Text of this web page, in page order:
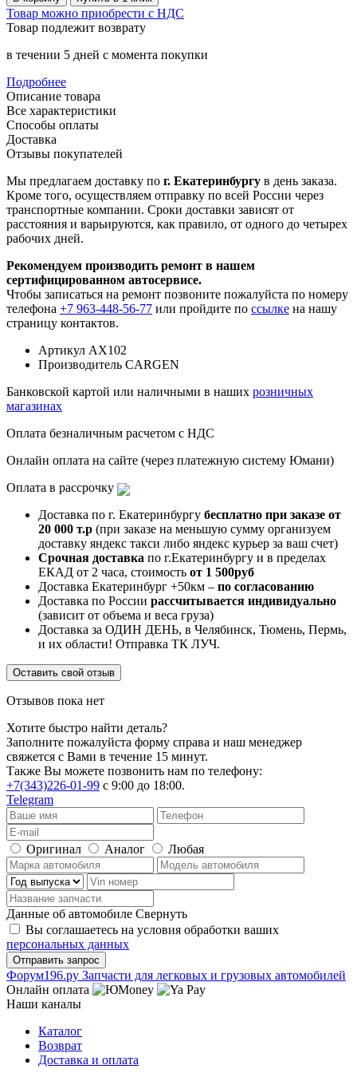
Товар можно приобрести с НДС
Товар подлежит возврату
в течении 5 дней с момента покупки
Подробнее
Описание товара
Все характеристики
Способы оплаты
Доставка
Отзывы покупателей
Мы предлагаем доставку по г. Екатеринбургу в день заказа.
Кроме того, осуществляем отправку по всей России через
транспортные компании. Сроки доставки зависят от
расстояния и варьируются, как правило, от одного до четырех
рабочих дней.
Рекомендуем производить ремонт в нашем
сертифицированном автосервисе.
Чтобы записаться на ремонт позвоните пожалуйста по номеру
телефона +7 963-448-56-77 или пройдите по ссылке на нашу
страницу контактов.
Артикул AX102
Производитель CARGEN
Банковской картой или наличными в наших розничных
магазинах
Оплата безналичным расчетом с НДС
Онлайн оплата на сайте (через платежную систему Юмани)
Оплата в рассрочку
Доставка по г. Екатеринбургу бесплатно при заказе от
20 000 т.р (при заказе на меньшую сумму организуем
доставку яндекс такси либо яндекс курьер за ваш счет)
Срочная доставка по г.Екатеринбургу и в пределах
ЕКАД от 2 часа, стоимость от 1 500руб
Доставка Екатеринбург +50км – по согласованию
Доставка по России рассчитывается индивидуально
(зависит от объема и веса груза)
Доставка за ОДИН ДЕНЬ, в Челябинск, Тюмень, Пермь,
и их области! Отправка ТК ЛУЧ.
Оставить свой отзыв
Отзывов пока нет
Хотите быстро найти деталь?
Заполните пожалуйста форму справа и наш менеджер
свяжется с Вами в течение 15 минут.
Также Вы можете позвонить нам по телефону:
+7(343)226-01-99 с 9:00 до 18:00.
Telegram
Оригинал Аналог Любая
Данные об автомобиле Свернуть
Вы соглашаетесь на условия обработки ваших
персональных данных
Фoрум196.ру Запчасти для легковых и грузовых автомобилей
Онлайн оплата
Наши каналы
Каталог
Возврат
Доставка и оплата